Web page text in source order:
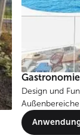
Garten
Garten und